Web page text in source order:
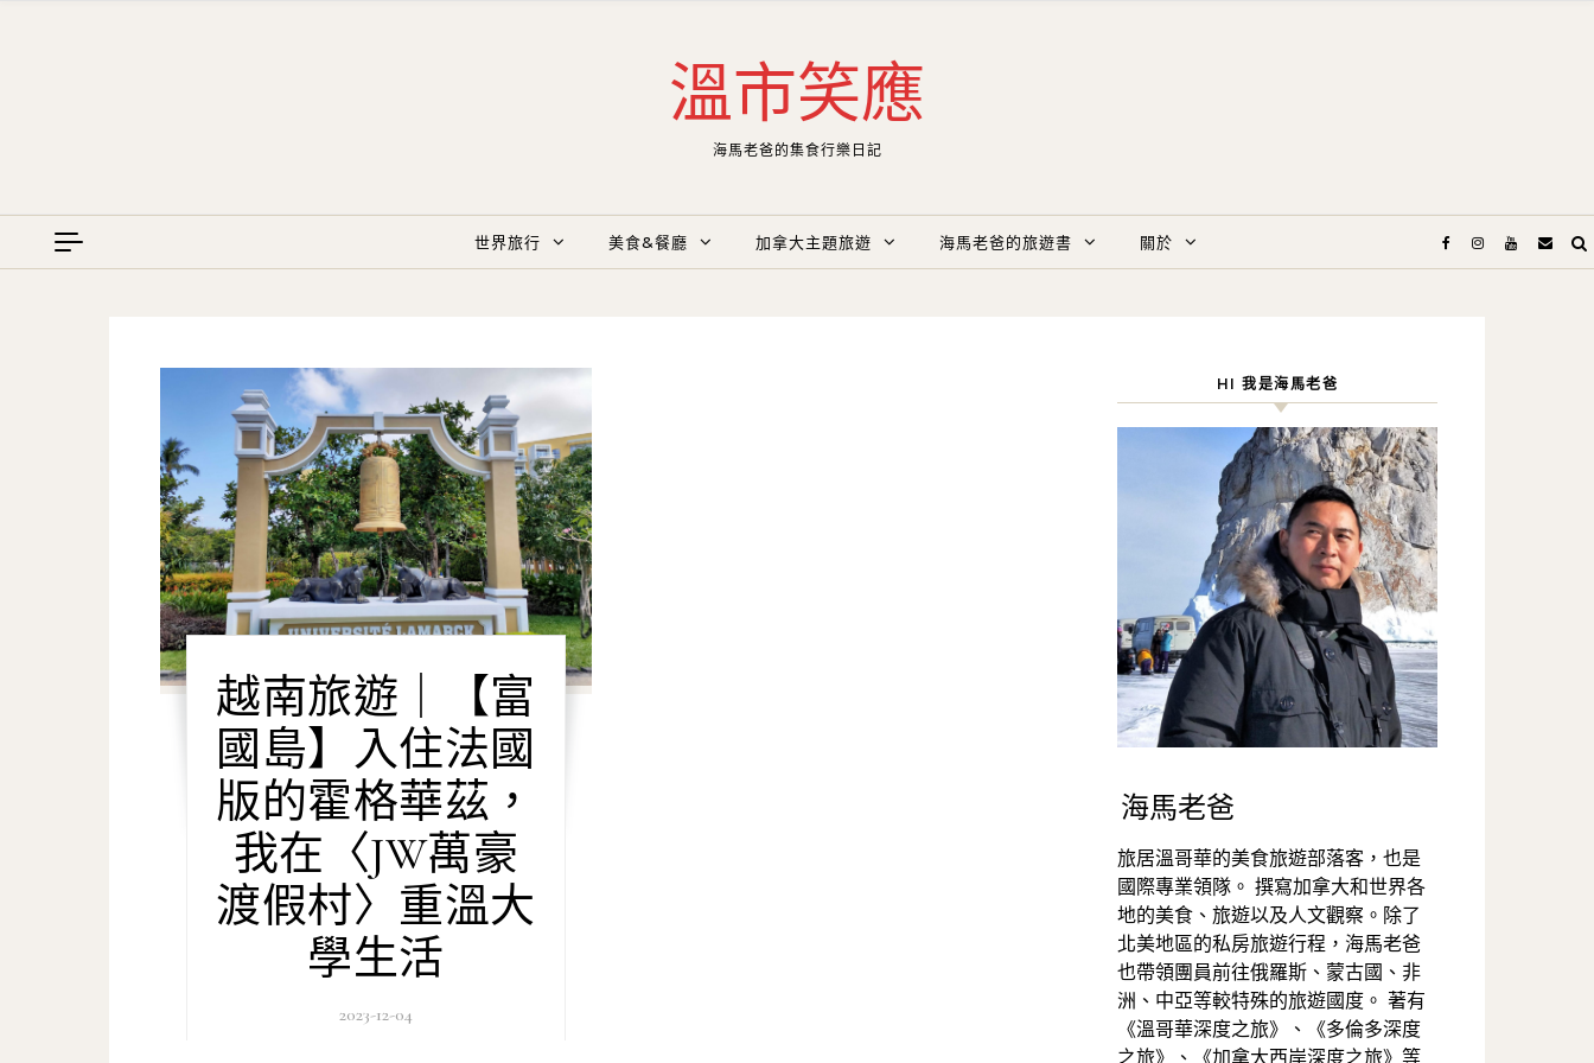
溫市笑應
海馬老爸的集食行樂日記
世界旅行 美食&餐廳 加拿大主題旅遊 海馬老爸的旅遊書 關於
越南旅遊｜【富
國島】入住法國
版的霍格華茲，
我在〈JW萬豪
渡假村〉重溫大
學生活
2023-12-04
HI 我是海馬老爸
海馬老爸
旅居溫哥華的美食旅遊部落客，也是
國際專業領隊。 撰寫加拿大和世界各
地的美食、旅遊以及人文觀察。除了
北美地區的私房旅遊行程，海馬老爸
也帶領團員前往俄羅斯、蒙古國、非
洲、中亞等較特殊的旅遊國度。 著有
《溫哥華深度之旅》、《多倫多深度
之旅》、《加拿大西岸深度之旅》等